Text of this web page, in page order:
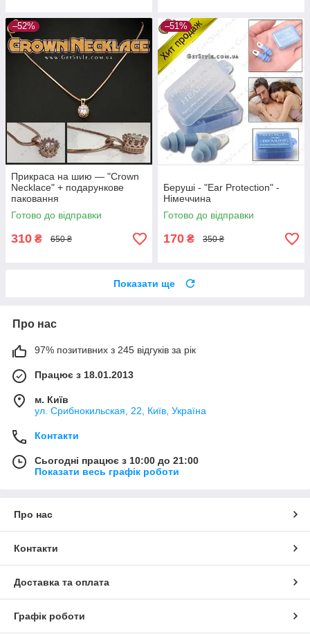
–52%
Прикраса на шию — "Crown
Necklace" + подарункове
паковання
Готово до відправки
310 ₴ 650 ₴
–51%
Беруші - "Ear Protection" -
Німеччина
Готово до відправки
170 ₴ 350 ₴
Показати ще
Про нас
97% позитивних з 245 відгуків за рік
Працює з 18.01.2013
м. Київ
ул. Срибнокильская, 22, Київ, Україна
Контакти
Сьогодні працює з 10:00 до 21:00
Показати весь графік роботи
Про нас
Контакти
Доставка та оплата
Графік роботи